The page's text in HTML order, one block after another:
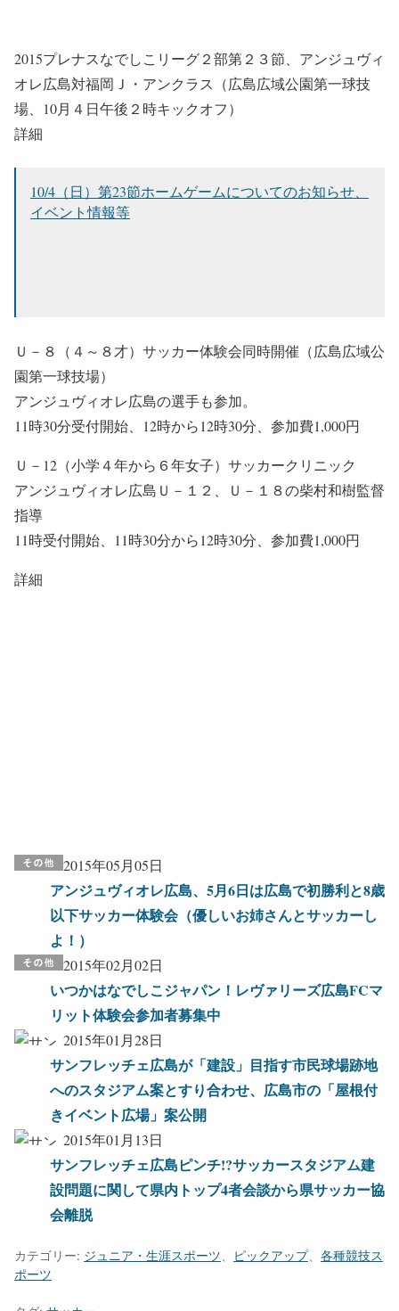
2015プレナスなでしこリーグ２部第２３節、アンジュヴィ
オレ広島対福岡Ｊ・アンクラス（広島広域公園第一球技
場、10月４日午後２時キックオフ）
詳細
10/4（日）第23節ホームゲームについてのお知らせ、
イベント情報等
Ｕ－８（４～８才）サッカー体験会同時開催（広島広域公
園第一球技場）
アンジュヴィオレ広島の選手も参加。
11時30分受付開始、12時から12時30分、参加費1,000円
Ｕ－12（小学４年から６年女子）サッカークリニック
アンジュヴィオレ広島Ｕ－１２、Ｕ－１８の柴村和樹監督
指導
11時受付開始、11時30分から12時30分、参加費1,000円
詳細
2015年05月05日
アンジュヴィオレ広島、5月6日は広島で初勝利と8歳
以下サッカー体験会（優しいお姉さんとサッカーし
よ！）
2015年02月02日
いつかはなでしこジャパン！レヴァリーズ広島FCマ
リット体験会参加者募集中
2015年01月28日
サンフレッチェ広島が「建設」目指す市民球場跡地
へのスタジアム案とすり合わせ、広島市の「屋根付
きイベント広場」案公開
2015年01月13日
サンフレッチェ広島ピンチ!?サッカースタジアム建
設問題に関して県内トップ4者会談から県サッカー協
会離脱
カテゴリー: ジュニア・生涯スポーツ ピックアップ、 各種競技ス
ポーツ